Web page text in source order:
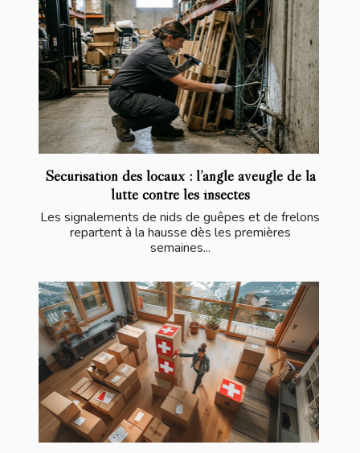
Sécurisation des locaux : l’angle aveugle de la
lutte contre les insectes
Les signalements de nids de guêpes et de frelons
repartent à la hausse dès les premières
semaines...